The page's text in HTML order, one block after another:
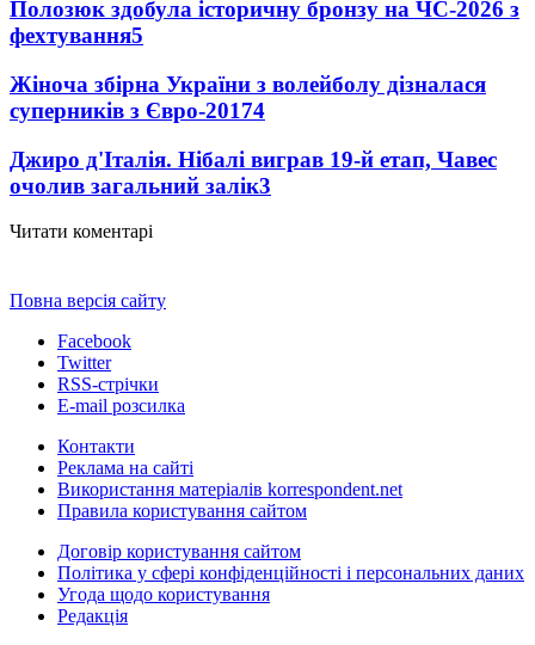
Полозюк здобула історичну бронзу на ЧС-2026 з
фехтування5
Жіноча збірна України з волейболу дізналася
суперників з Євро-20174
Джиро д'Італія. Нібалі виграв 19-й етап, Чавес
очолив загальний залік3
Читати коментарі
Повна версія сайту
Facebook
Twitter
RSS-стрічки
E-mail розсилка
Контакти
Реклама на сайті
Використання матеріалів korrespondent.net
Правила користування сайтом
Договір користування сайтом
Політика у сфері конфіденційності і персональних даних
Угода щодо користування
Редакція